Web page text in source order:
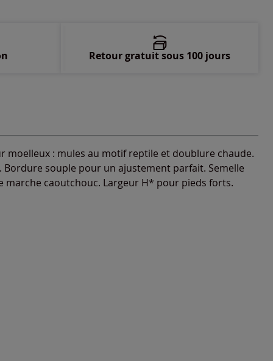
moelleux : mules au motif reptile et doublure chaude.
souple pour un ajustement parfait. Semelle
marche caoutchouc. Largeur H* pour pieds forts.
Retour gratuit sous 100 jours